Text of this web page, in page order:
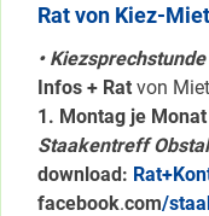
Rat von Kiez-
• Kiezsprechstunde
Infos + Rat von
1. Montag je
Staakentreff
download:
facebook.com/